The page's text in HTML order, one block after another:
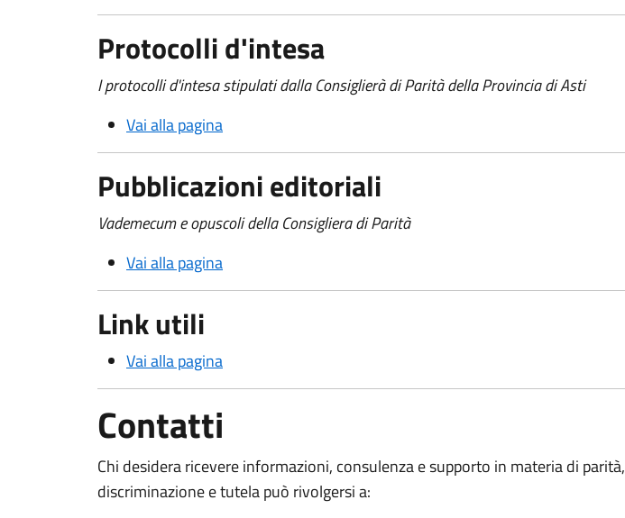
Protocolli d'intesa
I protocolli d'intesa stipulati dalla Consiglierà di Parità della Provincia di Asti
Vai alla pagina
Pubblicazioni editoriali
Vademecum e opuscoli della Consigliera di Parità
Vai alla pagina
Link utili
Vai alla pagina
Contatti
Chi desidera ricevere informazioni, consulenza e supporto in materia di parità,
discriminazione e tutela può rivolgersi a: